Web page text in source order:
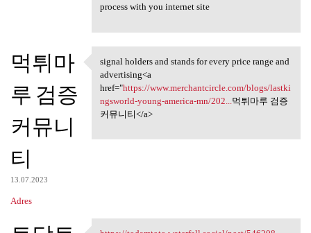
process with you internet site
먹튀마
루 검증
커뮤니
티
13.07.2023
Adres
signal holders and stands for
signal holders and stands for every price range and
advertising<a
href="https://www.merchantcircle.com/blogs/lastki
ngsworld-young-america-mn/202... 먹튀마루 검증
커뮤니티</a>